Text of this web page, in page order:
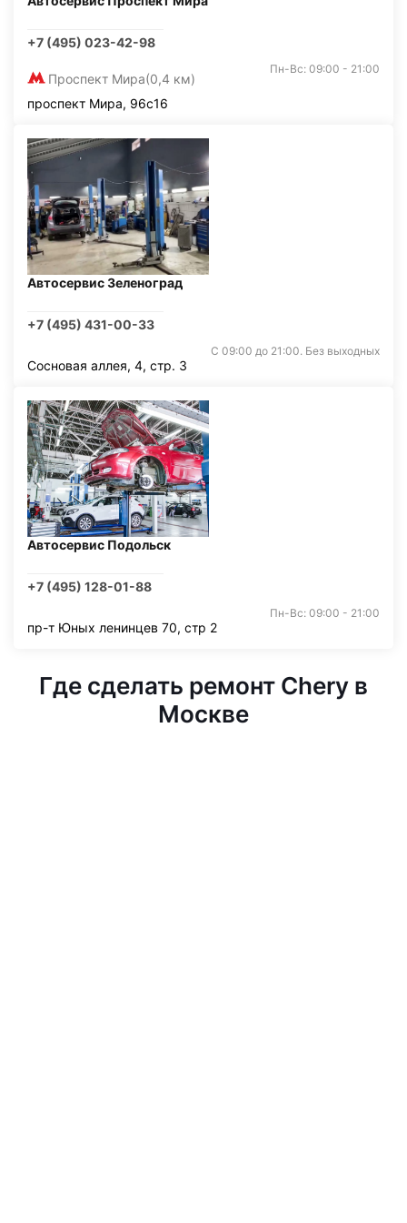
+7 (495) 023-42-98
Проспект Мира(0,4 км)
Пн-Вс: 09:00 - 21:00
проспект Мира, 96с16
Автосервис Зеленоград
+7 (495) 431-00-33
С 09:00 до 21:00. Без выходных
Сосновая аллея, 4, стр. 3
Автосервис Подольск
+7 (495) 128-01-88
Пн-Вс: 09:00 - 21:00
пр-т Юных ленинцев 70, стр 2
Где сделать ремонт Chery в
Москве